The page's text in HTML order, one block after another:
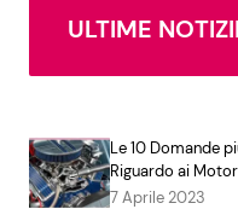
ULTIME
Le 10 Domande
Riguardo ai
7 Aprile 2023